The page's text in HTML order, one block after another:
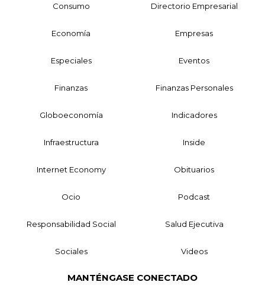
Consumo Directorio Empresarial
Economía Empresas
Especiales Eventos
Finanzas Finanzas Personales
Globoeconomía Indicadores
Infraestructura Inside
Internet Economy Obituarios
Ocio Podcast
Responsabilidad Social Salud Ejecutiva
Sociales Videos
MANTÉNGASE CONECTADO